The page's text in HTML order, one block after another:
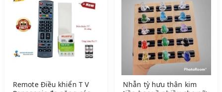
Remote Điều khiển T V
Nhẫn tỳ hưu thân kim